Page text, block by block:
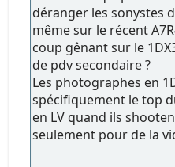
déranger les sonystes
même sur le récent
coup gênant sur le
de pdv secondaire ?
Les photographes en
spécifiquement le top
en LV quand ils
seulement pour de la